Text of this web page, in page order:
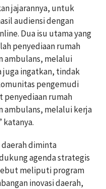
jajarannya, untuk
audiensi dengan
Dua isu utama yang
penyediaan rumah
ambulans, melalui
juga ingatkan, tindak
pengemudi
penyediaan rumah
ambulans, melalui kerja
katanya.
diminta
agenda strategis
meliputi program
inovasi daerah,